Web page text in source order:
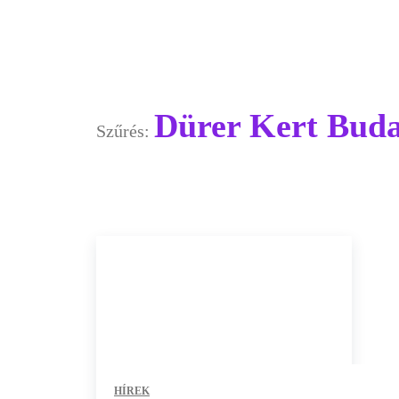
Szűrés: Dürer Kert
HÍREK